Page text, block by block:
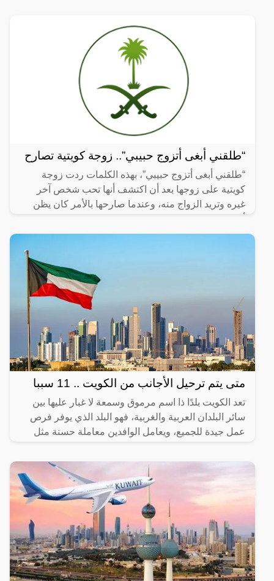
“طلقني أبغى أتزوج حبيبي”.. زوجة كويتية تصارح
“طلقني أبغى أتزوج حبيبي”، بهذه الكلمات ردت زوجة
كويتية على زوجها بعد أن اكتشف أنها تحب شخص آخر
غيره وتريد الزواج منه، وعندما صارحها بالأمر كان يظن
متى يتم ترحيل الأجانب من الكويت .. 11 سببا
تعد الكويت بلدًا ذا اسم مرموق وسمعة لا غبار عليها بين
سائر البلدان العربية والغربية، فهو البلد الذي يوفر فرص
عمل جيدة للجميع، ويعامل الوافدين معاملة حسنة مثل